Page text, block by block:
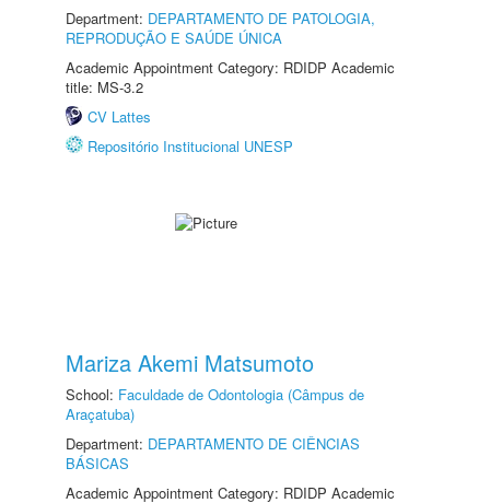
Department: DEPARTAMENTO DE PATOLOGIA,
REPRODUÇÃO E SAÚDE ÚNICA
Academic Appointment Category: RDIDP Academic
title: MS-3.2
CV Lattes
Repositório Institucional UNESP
Mariza Akemi Matsumoto
School: Faculdade de Odontologia (Câmpus de
Araçatuba)
Department: DEPARTAMENTO DE CIÊNCIAS
BÁSICAS
Academic Appointment Category: RDIDP Academic